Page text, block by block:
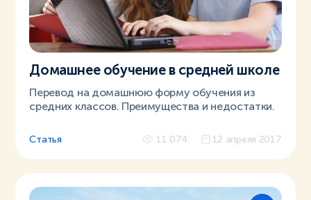
Домашнее обучение в средней школе
Перевод на домашнюю форму обучения из
средних классов. Преимущества и недостатки.
Статья 11 074 12 апреля 2017